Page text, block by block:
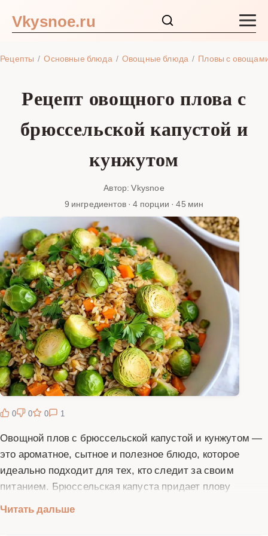
Vkysnoe.ru
Рецепты Основные блюда Овощные блюда Пловы с
Рецепт овощного плова с
брюссельской капустой и
кунжутом
Автор: Vkysnoe
9 ингредиентов · 4 порции · 45 мин
0 0 0 1
Овощной плов с брюссельской капустой и кунжутом —
это ароматное, сытное и полезное блюдо, которое
идеально подходит для тех, кто следит за своим
питанием. Брюссельская капуста придает плову
добавляет пикантность и полезные жиры. Для
Читать дальше